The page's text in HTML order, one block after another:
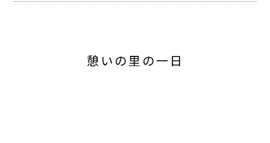
憩いの里の一日